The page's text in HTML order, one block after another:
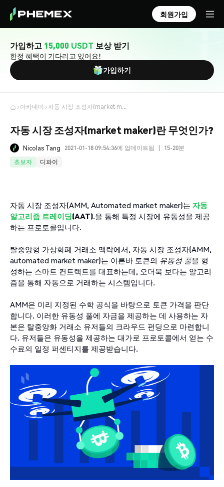
회원가입
가입하고 15,000 USDT 보상 받기
한정 혜택이 기다리고 있어요!
가입하기
아카데미 자동 시장 조성자(market maker)란 무엇인가?
자동 시장 조성자(market maker)란 무엇인가?
Nicolas Tang 2021-01-18 09:54:36에 업데이트됨
15-20분
초보자
디파이
자동 시장 조성자(AMM, Automated market maker)는 자동
알고리즘 트레이딩(AAT).을 통해 특정 시장에 유동성을 제공
하는 프로토콜입니다.
탈중앙형 가상화폐 거래소 맥락에서, 자동 시장 조성자(AMM,
automated market maker)는 이른바 토큰의 유동성 풀을 형
성하는 스마트 컨트랙트를 대표하는데, 오더북 보다는 알고리
즘을 통해 자동으로 거래하는 시스템입니다.
AMM은 미리 지정된 수학 공식을 바탕으로 토큰 가격을 판단
합니다. 이러한 유동성 풀에 자금을 제공하는 데 사용하는 자
본은 탈중앙화 거래소 유저들의 크라우드 펀딩으로 마련합니
다. 유저들은 유동성을 제공하는 대가로 프로토콜에서 얻는 수
수료의 일정 퍼센티지를 제공받습니다.